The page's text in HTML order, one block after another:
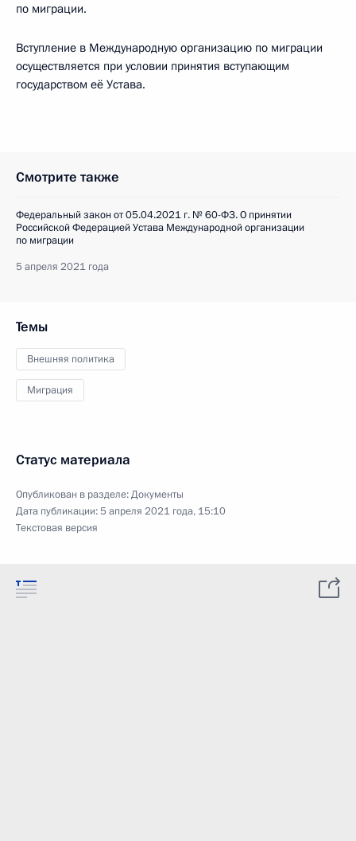
по миграции.
Вступление в Международную организацию по миграции
осуществляется при условии принятия вступающим
государством её Устава.
Смотрите также
Федеральный закон от 05.04.2021 г. № 60-ФЗ. О принятии
Российской Федерацией Устава Международной организации
по миграции
5 апреля 2021 года
Темы
Внешняя политика
Миграция
Статус материала
Опубликован в разделе:Документы
Дата публикации:5 апреля 2021 года, 15:10
Текстовая версия